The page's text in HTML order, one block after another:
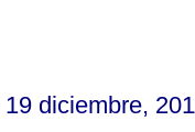
19 diciembre,